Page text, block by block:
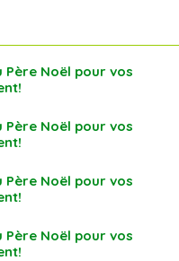
Père Noël pour vos
Père Noël pour vos
Père Noël pour vos
Père Noël pour vos